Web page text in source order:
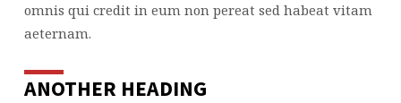
omnis qui credit in eum non pereat sed habeat vitam
aeternam.
ANOTHER HEADING